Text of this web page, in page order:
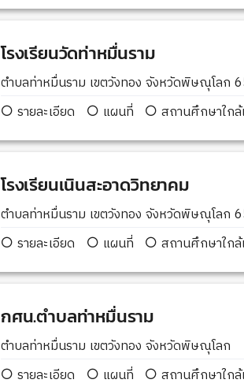
โรงเรียนวัดท่าหมื่นราม
ตำบลท่าหมื่นราม เขตวังทอง จังหวัดพิษณุโลก
รายละเอียด
แผนที่ สถานศึกษาใกล้
โรงเรียนเนินสะอาดวิทยาคม
ตำบลท่าหมื่นราม เขตวังทอง จังหวัดพิษณุโลก
รายละเอียด
แผนที่ สถานศึกษาใกล้
กศน.ตำบลท่าหมื่นราม
ตำบลท่าหมื่นราม เขตวังทอง จังหวัดพิษณุโลก
รายละเอียด
แผนที่ สถานศึกษาใกล้